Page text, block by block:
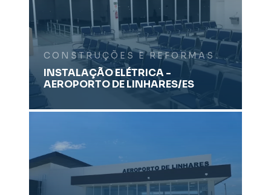
CONSTRUÇÕES E REFORMAS
INSTALAÇÃO ELÉTRICA -
AEROPORTO DE LINHARES/ES